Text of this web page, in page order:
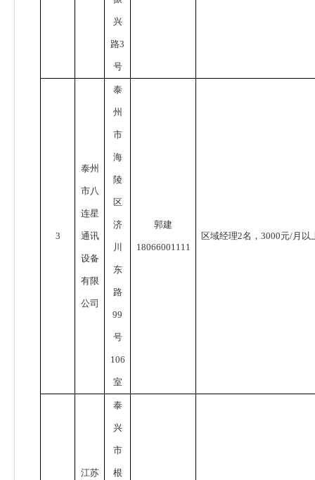
兴
路3
号
3
泰州
市八
连星
通讯
设备
有限
公司
泰
州
市
海
陵
区
济
川
东
路
99
号
106
室
郭建
18066001111
区域经理2名，3000元/月以
江苏
泰
兴
市
根